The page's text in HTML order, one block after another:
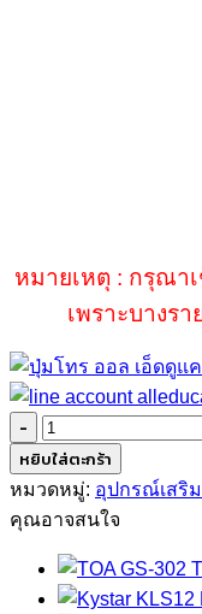
หมายเหตุ : กรุณา
เพราะบางร
จำนวน
TOA
IR-
520R
หยิบใส่ตะกร้า
หมวดหมู่: อุปกรณ์เสริ
คุณอาจสนใจ